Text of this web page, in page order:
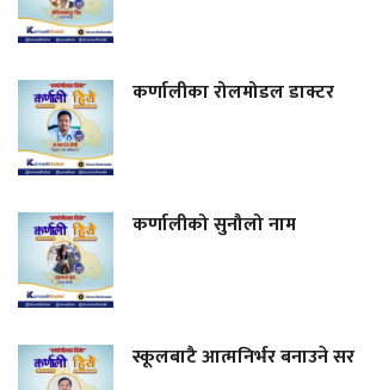
कर्णालीका रोलमोडल डाक्टर
कर्णालीको सुनौलो नाम
स्कूलबाटै आत्मनिर्भर बनाउने सर